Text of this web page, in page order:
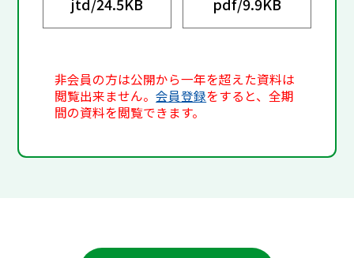
非会員の方は公開から一年を超えた資料は
閲覧出来ません。会員登録をすると、全期
間の資料を閲覧できます。